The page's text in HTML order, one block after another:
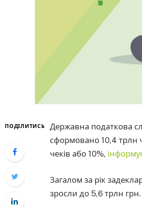
ПОДІЛИТИСЬ
Державна податкова
сформовано 10,4 трлн
чеків або 10%,
Загалом за рік
зросли до 5,6 трлн